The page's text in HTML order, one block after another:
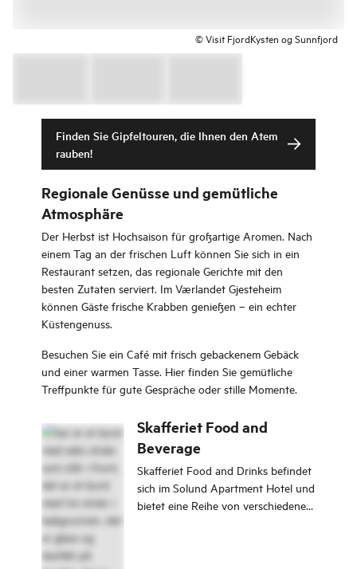
© Visit FjordKysten og Sunnfjord
Finden Sie Gipfeltouren, die Ihnen den Atem
rauben!
Regionale Genüsse und gemütliche
Atmosphäre
Der Herbst ist Hochsaison für großartige Aromen. Nach
einem Tag an der frischen Luft können Sie sich in ein
Restaurant setzen, das regionale Gerichte mit den
besten Zutaten serviert. Im Værlandet Gjesteheim
können Gäste frische Krabben genießen – ein echter
Küstengenuss.
Besuchen Sie ein Café mit frisch gebackenem Gebäck
und einer warmen Tasse. Hier finden Sie gemütliche
Treffpunkte für gute Gespräche oder stille Momente.
Skafferiet Food and
Beverage
Skafferiet Food and Drinks befindet
sich im Solund Apartment Hotel und
bietet eine Reihe von verschiedenen